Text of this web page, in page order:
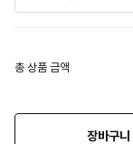
총 상품 금액
장바구니